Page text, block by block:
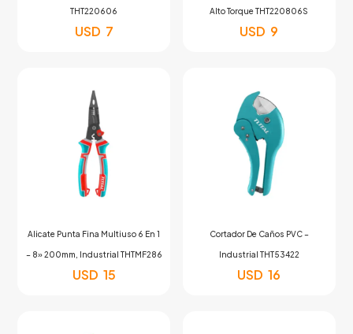
THT220606
USD 7
Alto Torque THT220806S
USD 9
Alicate Punta Fina Multiuso 6 En 1
– 8» 200mm, Industrial THTMF286
USD 15
Cortador De Caños PVC –
Industrial THT53422
USD 16